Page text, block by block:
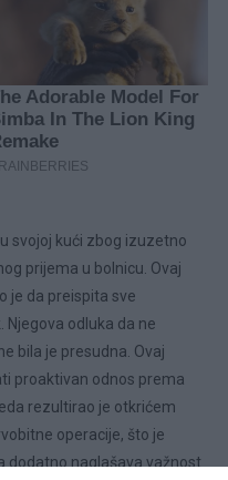
svojoj kući zbog izuzetno
prijema u bolnicu. Ovaj
je da preispita sve
odluka da ne
bila je presudna. Ovaj
proaktivan odnos prema
rezultirao je otkrićem
operacije, što je
dodatno naglašava važnost